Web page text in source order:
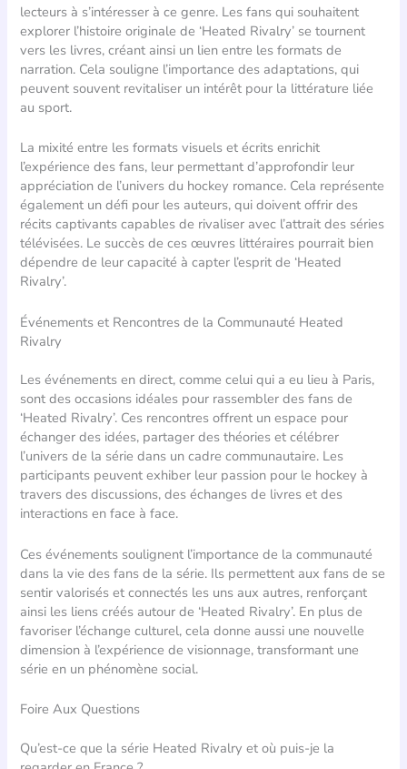
lecteurs à s’intéresser à ce genre. Les fans qui souhaitent
explorer l’histoire originale de ‘Heated Rivalry’ se tournent
vers les livres, créant ainsi un lien entre les formats de
narration. Cela souligne l’importance des adaptations, qui
peuvent souvent revitaliser un intérêt pour la littérature liée
au sport.
La mixité entre les formats visuels et écrits enrichit
l’expérience des fans, leur permettant d’approfondir leur
appréciation de l’univers du hockey romance. Cela représente
également un défi pour les auteurs, qui doivent offrir des
récits captivants capables de rivaliser avec l’attrait des séries
télévisées. Le succès de ces œuvres littéraires pourrait bien
dépendre de leur capacité à capter l’esprit de ‘Heated
Rivalry’.
Événements et Rencontres de la Communauté Heated
Rivalry
Les événements en direct, comme celui qui a eu lieu à Paris,
sont des occasions idéales pour rassembler des fans de
‘Heated Rivalry’. Ces rencontres offrent un espace pour
échanger des idées, partager des théories et célébrer
l’univers de la série dans un cadre communautaire. Les
participants peuvent exhiber leur passion pour le hockey à
travers des discussions, des échanges de livres et des
interactions en face à face.
Ces événements soulignent l’importance de la communauté
dans la vie des fans de la série. Ils permettent aux fans de se
sentir valorisés et connectés les uns aux autres, renforçant
ainsi les liens créés autour de ‘Heated Rivalry’. En plus de
favoriser l’échange culturel, cela donne aussi une nouvelle
dimension à l’expérience de visionnage, transformant une
série en un phénomène social.
Foire Aux Questions
Qu’est-ce que la série Heated Rivalry et où puis-je la